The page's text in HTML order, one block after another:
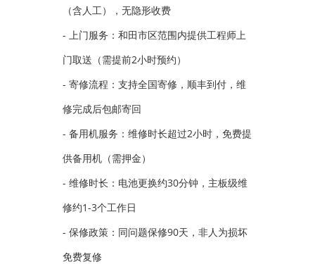
（含人工），无隐形收费
- 上门服务：和田市区范围内提供工程师上
门取送（需提前2小时预约）
- 寄修流程：支持全国寄修，顺丰到付，维
修完成后包邮寄回
- 备用机服务：维修时长超过2小时，免费提
供备用机（需押金）
- 维修时长：电池更换约30分钟，主板级维
修约1-3个工作日
- 保修政策：同问题保修90天，非人为损坏
免费复修